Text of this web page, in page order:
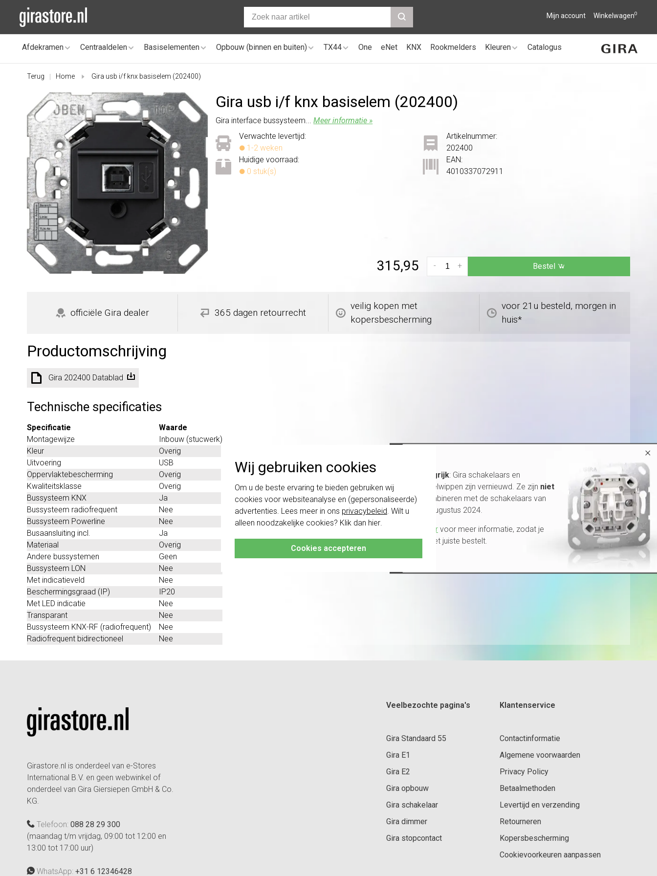
Wij gebruiken cookies
Om u de beste ervaring te bieden gebruiken wij
cookies voor websiteanalyse en (gepersonaliseerde)
advertenties. Lees meer in ons privacybeleid . Wilt u
alleen noodzakelijke cookies? Klik dan hier
Cookies accepteren
Mijn account Winkelwagen0
Afdekramen Centraaldelen Basiselementen Opbouw (binnen en buiten) TX44 One eNet KNX Rookmelders Kleuren Catalogus
Terug Home Gira usb i/f knx basiselem (202400)
Gira usb i/f knx basiselem (202400)
Gira interface bussysteem...Meer informatie »
Verwachte levertijd:
1-2 weken
Huidige voorraad:
0 stuk(s)
Artikelnummer:
202400
EAN:
4010337072911
315,95 +
- Bestel
officiële Gira dealer 365 dagen retourrecht
veilig kopen met
kopersbescherming
voor 21u besteld, morgen in
huis*
Productomschrijving
Gira 202400 Datablad
Technische specificaties
Specificatie
Waarde
Montagewijze
Inbouw (stucwerk)
Kleur
Overig
Uitvoering
USB
Oppervlaktebescherming
Overig
Kwaliteitsklasse
Overig
Bussysteem KNX
Ja
Bussysteem radiofrequent
Nee
Bussysteem Powerline
Nee
Busaansluiting incl.
Ja
Materiaal
Overig
Andere bussystemen
Geen
Bussysteem LON
Nee
Met indicatieveld
Nee
Beschermingsgraad (IP)
IP20
Met LED indicatie
Nee
Transparant
Nee
Bussysteem KNX-RF (radiofrequent)
Nee
Radiofrequent bidirectioneel
Nee
Girastore.nl is onderdeel van e-Stores
International B.V. en geen webwinkel of
onderdeel van Gira Giersiepen GmbH & Co.
KG.
Telefoon: 088 28 29 300
(maandag t/m vrijdag, 09:00 tot 12:00 en
13:00 tot 17:00 uur)
WhatsApp: +31 6 12346428
Veelbezochte pagina's
Gira Standaard 55
Gira E1
Gira E2
Gira opbouw
Gira schakelaar
Gira dimmer
Gira stopcontact
Klantenservice
Contactinformatie
Algemene voorwaarden
Privacy Policy
Betaalmethoden
Levertijd en verzending
Retourneren
Kopersbescherming
Cookievoorkeuren aanpassen
×
Belangrijk: Gira schakelaars en
schakelwippen zijn vernieuwd. Ze zijn niet
te combineren met de schakelaars van
vóór augustus 2024.
Klik hier voor meer informatie, zodat je
altijd het juiste bestelt.